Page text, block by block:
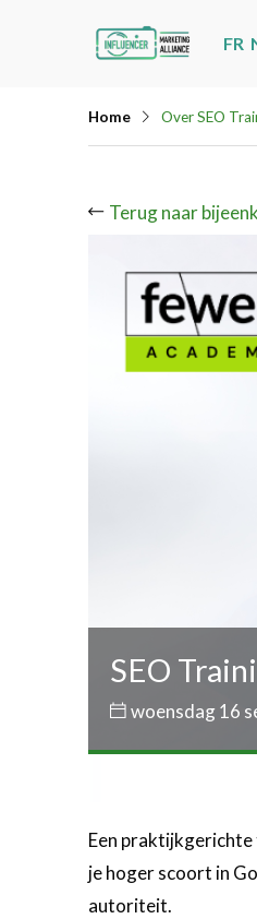
FR
Home Over SEO
Terug naar
SEO
woensdag 16
Een praktijkgerichte
je hoger scoort in
autoriteit.